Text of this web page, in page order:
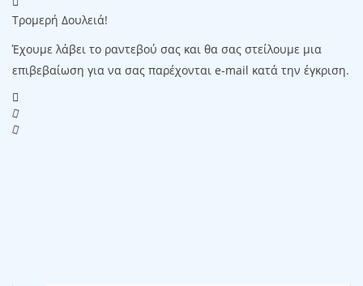
Τρομερή Δουλειά!
Έχουμε λάβει το ραντεβού σας και θα σας στείλουμε μια
επιβεβαίωση για να σας παρέχονται e-mail κατά την έγκριση.